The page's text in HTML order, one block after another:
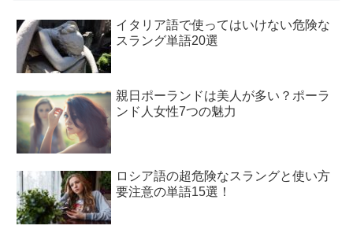
イタリア語で使ってはいけない危険な
スラング単語20選
親日ポーランドは美人が多い？ポーラ
ンド人女性7つの魅力
ロシア語の超危険なスラングと使い方
要注意の単語15選！